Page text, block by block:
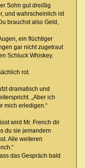
Sohn gut dreißig
und wahrscheinlich ist
brauchst also Geld,
ein flüchtiger
gar nicht zugetraut
Schluck Whiskey.
rot.
dramatisch und
„Aber ich
mich erledigen.“
wird Mr. French dir
du sie jemandem
Alle weiteren
das Gespräch bald